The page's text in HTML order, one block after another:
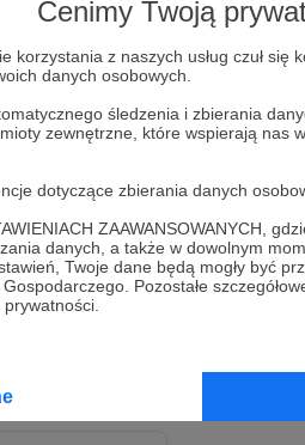
Cenimy Twoją
korzystania z naszych usług czuł
danych osobowych.
śledzenia i zbierania
zewnętrzne, które wspierają nas
dotyczące zbierania danych
ZAAWANSOWANYCH,
danych, a także w dowolnym
Twoje dane będą mogły być
Pozostałe
2 miesiące
jedną z